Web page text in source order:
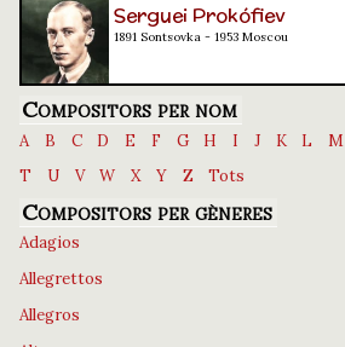
Serguei Prokófiev
1891 Sontsovka - 1953 Moscou
Compositors per nom
A B C D E F G H I J K L M
T
U V W X Y Z Tots
Compositors per gèneres
Adagios
Allegrettos
Allegros